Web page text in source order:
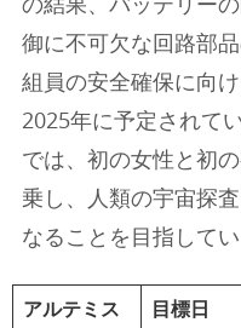
の結果、バッテリー
御に不可欠な回路部
組員の安全確保に向
2025年に予定されて
では、初の女性と初
乗し、人類の宇宙探
なることを目指してい
アルテミス
目標日